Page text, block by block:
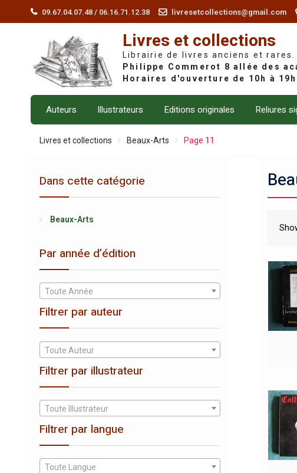
09.67.04.07.48 / 06.16.71.12.38 livresetcollections@gmail.com
Livres et collections
Librairie de livres anciens et rares.
Auteurs Illustrateurs Editions originales Reliures
Livres et collections Beaux-Arts Page 11
Dans cette catégorie
Beaux-Arts
Par année d’édition
Toute Année
Filtrer par auteur
Toute Auteur
Filtrer par illustrateur
Toute Illustrateur
Filtrer par langue
Toute Langue